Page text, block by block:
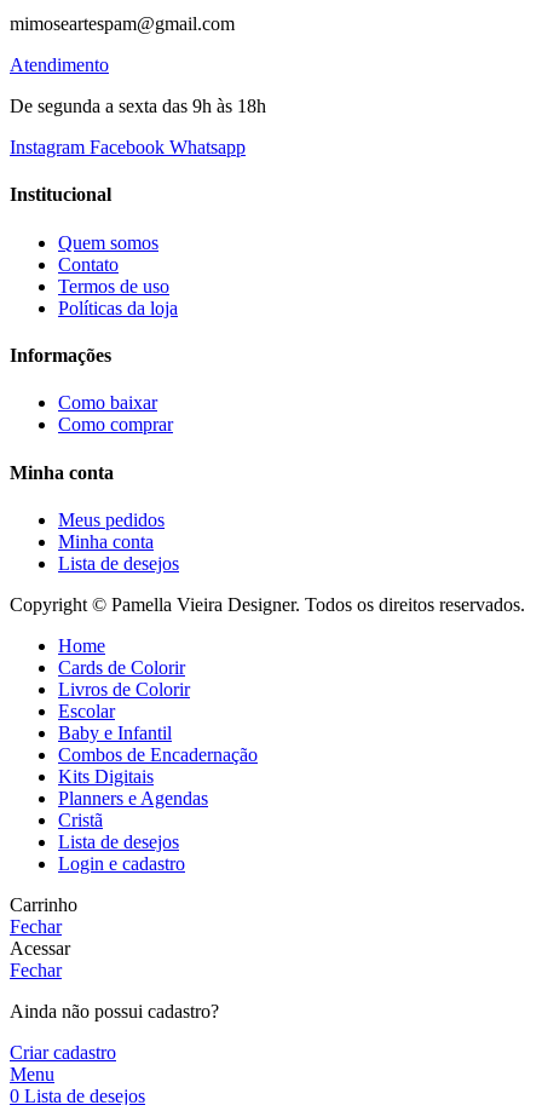
mimoseartespam@gmail.com
Atendimento
De segunda a sexta das 9h às 18h
Instagram Facebook Whatsapp
Institucional
Quem somos
Contato
Termos de uso
Políticas da loja
Informações
Como baixar
Como comprar
Minha conta
Meus pedidos
Minha conta
Lista de desejos
Copyright © Pamella Vieira Designer. Todos os direitos reservados.
Home
Cards de Colorir
Livros de Colorir
Escolar
Baby e Infantil
Combos de Encadernação
Kits Digitais
Planners e Agendas
Cristã
Lista de desejos
Login e cadastro
Carrinho
Fechar
Acessar
Fechar
Ainda não possui cadastro?
Criar cadastro
Menu
0 Lista de desejos